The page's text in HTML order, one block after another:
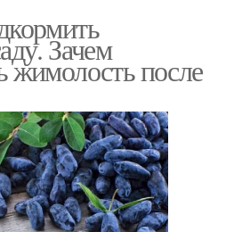
Зачем
жимолость после